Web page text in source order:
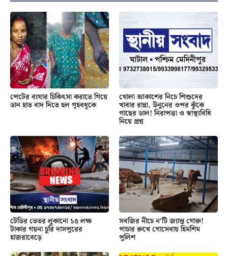
পেটের ব্যথার চিকিৎসা করাতে গিয়ে
ডান হাত বাদ দিতে হল গৃহবধূকে
খোলা আকাশের নিচে শিশুদের
খাবার রান্না, উনুনের ওপর ঝুঁকে
গাছের ডাল! নিরাপত্তা ও স্বাস্থ্যবিধি
নিয়ে প্রশ্ন
টেডির ভেতর লুকানো ১৫ লক্ষ
টাকার গয়না চুরি দাসপুরের
হাজরাবেড়ে
সবজির নীচে ন’টি জ্যান্ত গোরু!
পাচার রুখে গোসেবায় হিমশিম
পুলিশ